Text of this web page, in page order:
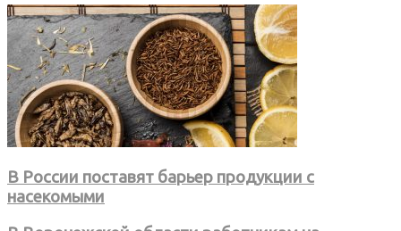
В России поставят барьер продукции с
насекомыми